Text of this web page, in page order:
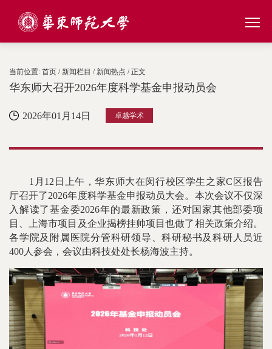
当前位置: 首页 / 新闻栏目 / 新闻热点 / 正文
华东师大召开2026年度科学基金申报动员会
2026年01月14日 卓越学术
1月12日上午，华东师大在闵行校区学生之家C区报告
厅召开了2026年度科学基金申报动员大会。本次会议不仅深
入解读了基金委2026年的最新政策，还对国家其他部委项
目、上海市项目及企业揭榜挂帅项目也做了相关政策介绍。
各学院及附属医院分管科研领导、科研秘书及科研人员近
400人参会，会议由科技处处长杨海波主持。